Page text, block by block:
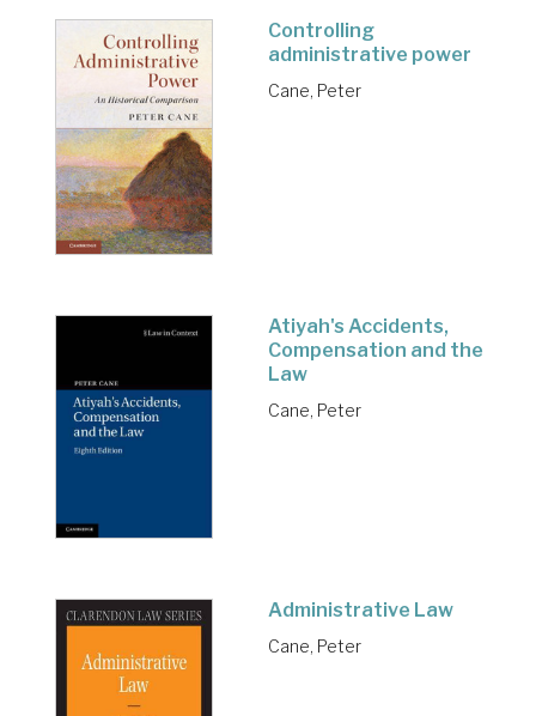
Controlling
administrative power
Cane, Peter
Atiyah's Accidents,
Compensation and the
Law
Cane, Peter
Administrative Law
Cane, Peter